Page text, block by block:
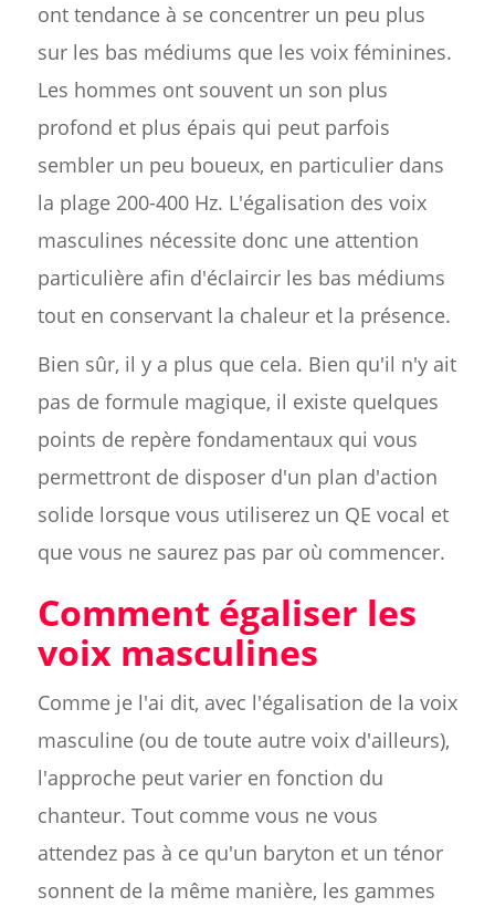
ont tendance à se concentrer un peu plus
sur les bas médiums que les voix féminines.
Les hommes ont souvent un son plus
profond et plus épais qui peut parfois
sembler un peu boueux, en particulier dans
la plage 200-400 Hz. L'égalisation des voix
masculines nécessite donc une attention
particulière afin d'éclaircir les bas médiums
tout en conservant la chaleur et la présence.
Bien sûr, il y a plus que cela. Bien qu'il n'y ait
pas de formule magique, il existe quelques
points de repère fondamentaux qui vous
permettront de disposer d'un plan d'action
solide lorsque vous utiliserez un QE vocal et
que vous ne saurez pas par où commencer.
Comment égaliser les
voix masculines
Comme je l'ai dit, avec l'égalisation de la voix
masculine (ou de toute autre voix d'ailleurs),
l'approche peut varier en fonction du
chanteur. Tout comme vous ne vous
attendez pas à ce qu'un baryton et un ténor
sonnent de la même manière, les gammes